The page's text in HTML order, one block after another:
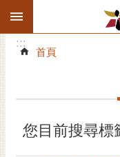
跳到主要內容區塊
搜
階
精彩府城
:::
:::
首頁
您目前搜尋標